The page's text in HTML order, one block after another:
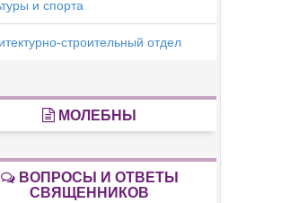
и спорта
строительный отдел
МОЛЕБНЫ
ВОПРОСЫ И ОТВЕТЫ
СВЯЩЕННИКОВ